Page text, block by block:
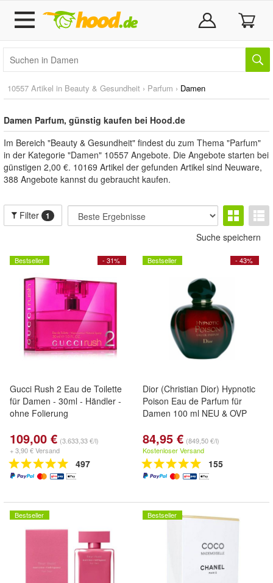
10557 Artikel in Beauty & Gesundheit › Parfum › Damen
Damen Parfum, günstig kaufen bei Hood.de
Im Bereich "Beauty & Gesundheit" findest du zum Thema "Parfum"
in der Kategorie "Damen" 10557 Angebote. Die Angebote starten bei
günstigen 2,00 €. 10169 Artikel der gefunden Artikel sind Neuware,
388 Angebote kannst du gebraucht kaufen.
Filter 1
Suche speichern
- 31%
Bestseller
Gucci Rush 2 Eau de Toilette
für Damen - 30ml - Händler -
ohne Folierung
109,00 € (3.633,33 €/l)
+ 3,90 € Versand
497
- 43%
Bestseller
Dior (Christian Dior) Hypnotic
Poison Eau de Parfum für
Damen 100 ml NEU & OVP
84,95 € (849,50 €/l)
Kostenloser Versand
155
Bestseller Bestseller